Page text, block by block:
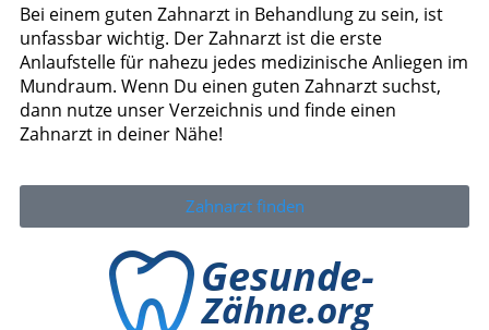
Bei einem guten Zahnarzt in Behandlung zu sein, ist
unfassbar wichtig. Der Zahnarzt ist die erste
Anlaufstelle für nahezu jedes medizinische Anliegen im
Mundraum. Wenn Du einen guten Zahnarzt suchst,
dann nutze unser Verzeichnis und finde einen
Zahnarzt in deiner Nähe!
Zahnarzt finden